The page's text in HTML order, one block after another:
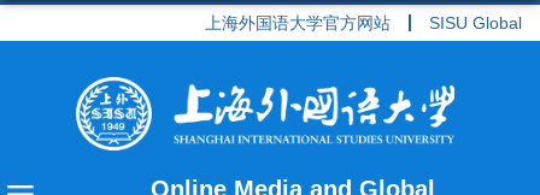
上海外国语大学官方网站 SISU Global
Online Media and Global